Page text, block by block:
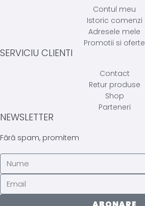
Contul meu
Istoric comenzi
Adresele mele
Promotii si oferte
SERVICIU CLIENTI
Contact
Retur produse
Shop
Parteneri
NEWSLETTER
Fără spam, promitem